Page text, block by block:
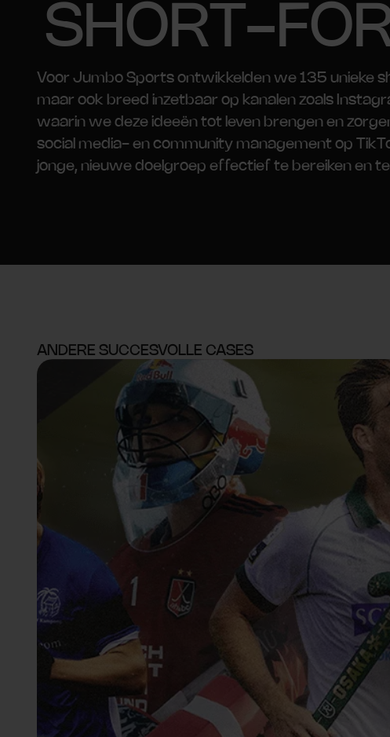
SHORT-
Voor Jumbo Sports ontwikkelden we 135
maar ook breed inzetbaar op kanalen zoals
waarin we deze ideeën tot leven brengen en
social media- en community management op
jonge, nieuwe doelgroep effectief te bereiken en
ANDERE SUCCESVOLLE CASES